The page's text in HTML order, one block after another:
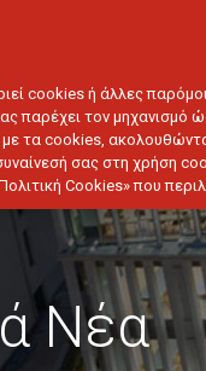
ΣΠΙΤΙ
Νέα
cookies ή άλλες
παρέχει τον μηχανισμό
τα cookies,
σας στη χρήση
Cookies» που